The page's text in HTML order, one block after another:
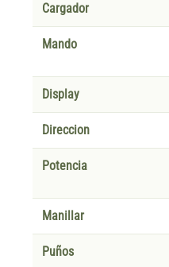
Cargador
Mando
Display
Direccion
Potencia
Manillar
Puños